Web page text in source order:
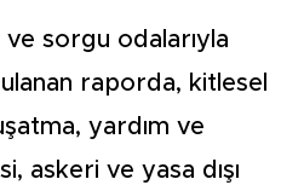
sorgu odalarıyla
raporda, kitlesel
yardım ve
askeri ve yasa dışı